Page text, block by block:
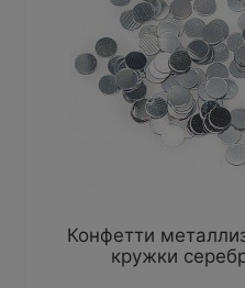
Конфетти
кружки